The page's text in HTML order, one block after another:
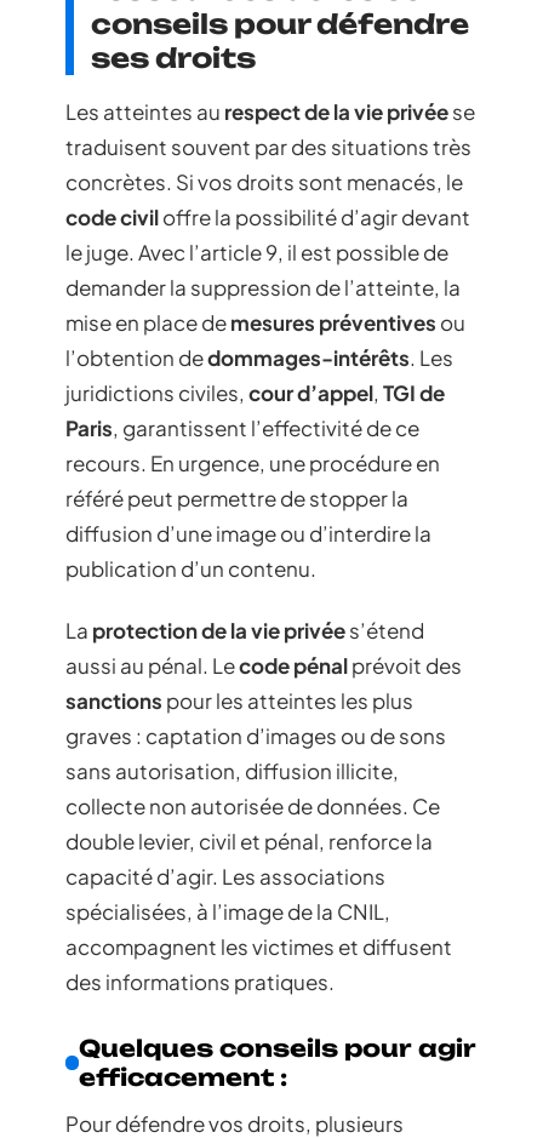
conseils pour défendre
ses droits
Les atteintes au respect de la vie privéese
traduisent souvent par des situations très
concrètes. Si vos droits sont menacés, le
code civiloffre la possibilité d’agir devant
le juge. Avec l’article 9, il est possible de
demander la suppression de l’atteinte, la
mise en place demesures préventives ou
l’obtention dedommages-intérêts. Les
juridictions civiles, cour d’appel, TGI de
Paris, garantissent l’effectivité de ce
recours. En urgence, une procédure en
référé peut permettre de stopper la
diffusion d’une image ou d’interdire la
publication d’un contenu.
La protection de la vie privées’étend
aussi au pénal. Lecode pénalprévoit des
sanctions pour les atteintes les plus
graves : captation d’images ou de sons
sans autorisation, diffusion illicite,
collecte non autorisée de données. Ce
double levier, civil et pénal, renforce la
capacité d’agir. Les associations
spécialisées, à l’image de la CNIL,
accompagnent les victimes et diffusent
des informations pratiques.
Quelques conseils pour agir
efficacement :
Pour défendre vos droits, plusieurs